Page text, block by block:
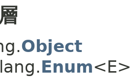
Object
Enum